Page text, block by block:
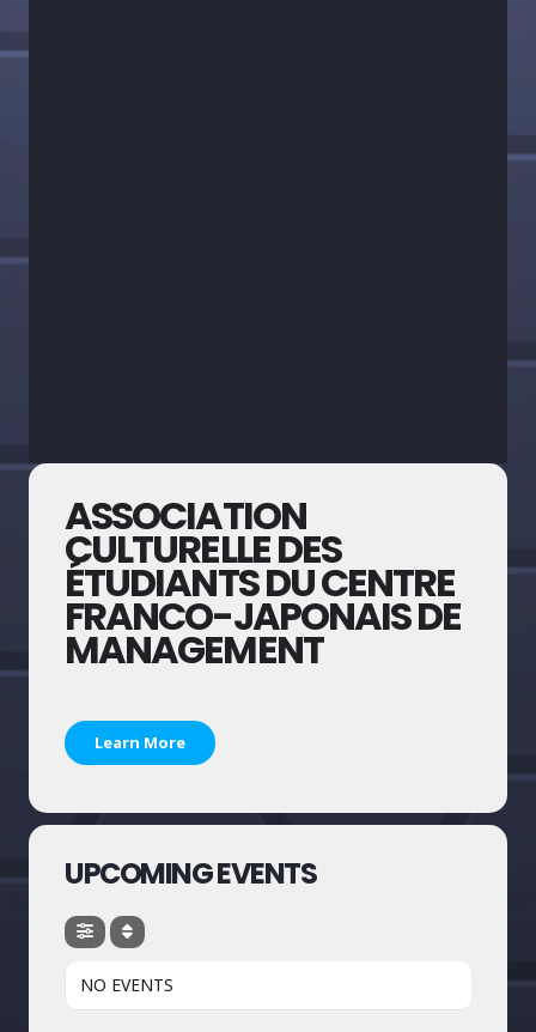
ASSOCIATION
CULTURELLE DES
ÉTUDIANTS DU CENTRE
FRANCO-JAPONAIS DE
MANAGEMENT
Learn More
UPCOMING EVENTS
NO EVENTS